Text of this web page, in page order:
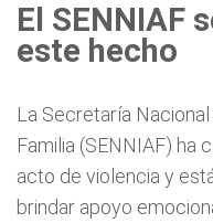
El SENNIAF
este hecho
La Secretaría
Familia (SENNIAF) ha
acto de violencia y
brindar apoyo